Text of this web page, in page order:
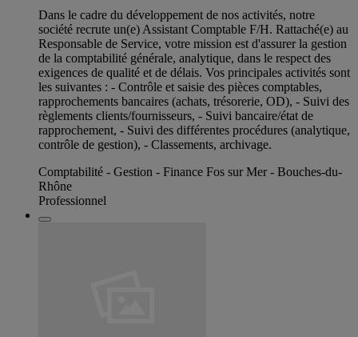
Dans le cadre du développement de nos activités, notre
société recrute un(e) Assistant Comptable F/H. Rattaché(e) au
Responsable de Service, votre mission est d'assurer la gestion
de la comptabilité générale, analytique, dans le respect des
exigences de qualité et de délais. Vos principales activités sont
les suivantes : - Contrôle et saisie des pièces comptables,
rapprochements bancaires (achats, trésorerie, OD), - Suivi des
règlements clients/fournisseurs, - Suivi bancaire/état de
rapprochement, - Suivi des différentes procédures (analytique,
contrôle de gestion), - Classements, archivage.
Comptabilité - Gestion - Finance Fos sur Mer - Bouches-du-
Rhône
Professionnel